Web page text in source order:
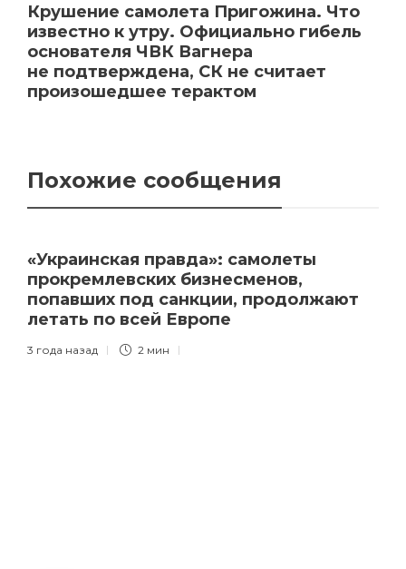
Крушение самолета Пригожина. Что
известно к утру. Официально гибель
основателя ЧВК Вагнера
не подтверждена, СК не считает
произошедшее терактом
Похожие сообщения
«Украинская правда»: самолеты
прокремлевских бизнесменов,
попавших под санкции, продолжают
летать по всей Европе
3 года назад 2 мин